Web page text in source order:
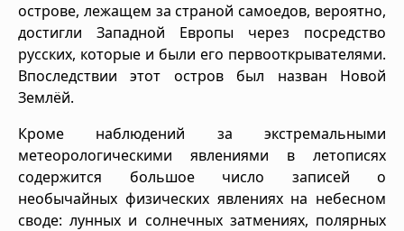
острове, лежащем за страной самоедов, вероятно,
достигли Западной Европы через посредство
русских, которые и были его первооткрывателями.
Впоследствии этот остров был назван Новой
Землёй.
Кроме наблюдений за экстремальными
метеорологическими явлениями в летописях
содержится большое число записей о
необычайных физических явлениях на небесном
своде: лунных и солнечных затмениях, полярных